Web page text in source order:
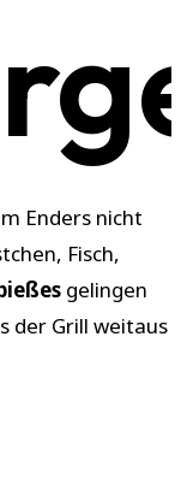
Enders nicht
Fisch,
gelingen
der Grill weitaus